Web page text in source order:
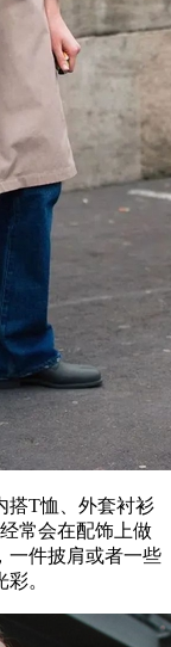
T恤、外套衬衫
常会在配饰上做
一件披肩或者一些
。